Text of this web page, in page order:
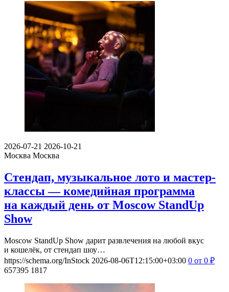
2026-07-21 2026-10-21
Москва Москва
Стендап, музыкальное лото и мастер-
классы — комедийная программа
на каждый день от Moscow StandUp
Show
Moscow StandUp Show дарит развлечения на любой вкус
и кошелёк, от стендап шоу…
https://schema.org/InStock 2026-08-06T12:15:00+03:00 0 от 0 ₽
657395 1817